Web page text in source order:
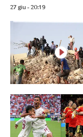
27 giu - 20:19